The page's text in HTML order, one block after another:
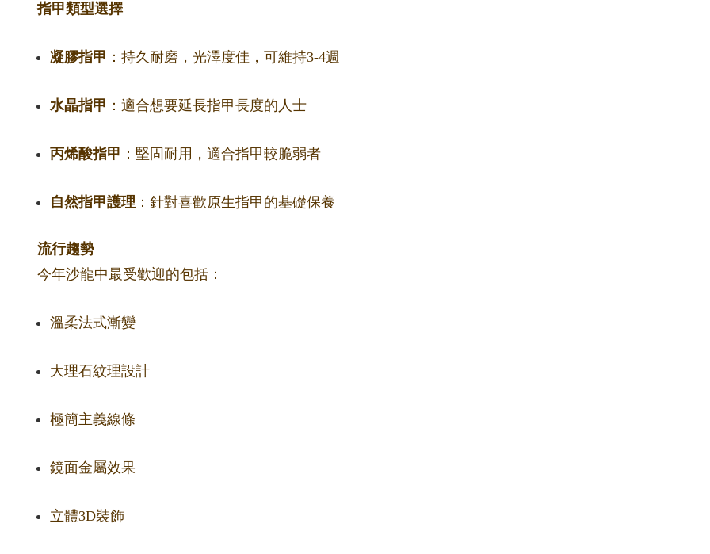
指甲類型選擇
凝膠指甲 ：持久耐磨，光澤度佳，可維持3-4週
水晶指甲 ：適合想要延長指甲長度的人士
丙烯酸指甲 ：堅固耐用，適合指甲較脆弱者
自然指甲護理 ：針對喜歡原生指甲的基礎保養
流行趨勢
今年沙龍中最受歡迎的包括：
溫柔法式漸變
大理石紋理設計
極簡主義線條
鏡面金屬效果
立體3D裝飾